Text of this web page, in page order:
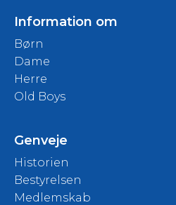
Information om
Børn
Dame
Herre
Old Boys
Genveje
Historien
Bestyrelsen
Medlemskab